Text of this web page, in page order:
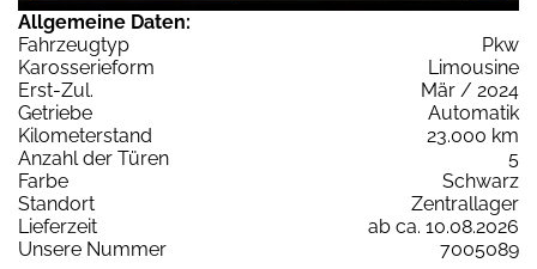
Allgemeine Daten:
Fahrzeugtyp
Pkw
Karosserieform
Limousine
Erst-Zul.
Mär / 2024
Getriebe
Automatik
Kilometerstand
23.000 km
Anzahl der Türen
5
Farbe
Schwarz
Standort
Zentrallager
Lieferzeit
ab ca. 10.08.2026
Unsere Nummer
7005089